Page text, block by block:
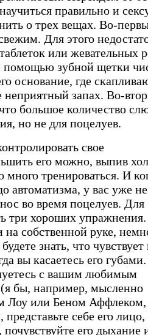
правильно и
о трех вещах. Во-
Для этого
или жевательных
зубной щетки
основание, где
запах. Во-
большое количество
но не для поцелуев.
свое
его можно, выпив
тренироваться. И
автоматизма, у вас уже
во время поцелуев. Для
три хороших
на собственной руке,
знать, что
вы касаетесь его
с вашим любимым
бы, например, мысленно
Лоу или Беном Аффлеком,
себе его лицо,
его дыхание